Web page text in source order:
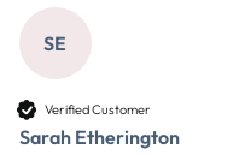
SE
Verified Customer
Sarah Etherington